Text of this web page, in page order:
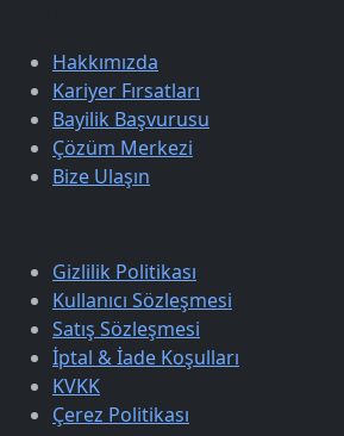
Hakkımızda
Kariyer Fırsatları
Bayilik Başvurusu
Çözüm Merkezi
Bize Ulaşın
Gizlilik Politikası
Kullanıcı Sözleşmesi
Satış Sözleşmesi
İptal & İade Koşulları
KVKK
Çerez Politikası